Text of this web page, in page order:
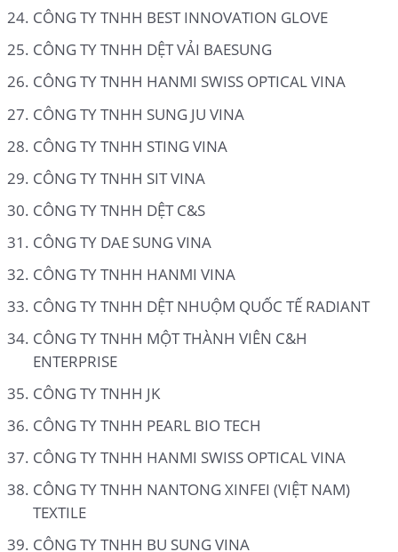
CÔNG TY TNHH BEST INNOVATION GLOVE
CÔNG TY TNHH DỆT VẢI BAESUNG
CÔNG TY TNHH HANMI SWISS OPTICAL VINA
CÔNG TY TNHH SUNG JU VINA
CÔNG TY TNHH STING VINA
CÔNG TY TNHH SIT VINA
CÔNG TY TNHH DỆT C&S
CÔNG TY DAE SUNG VINA
CÔNG TY TNHH HANMI VINA
CÔNG TY TNHH DỆT NHUỘM QUỐC TẾ RADIANT
CÔNG TY TNHH MỘT THÀNH VIÊN C&H
ENTERPRISE
CÔNG TY TNHH JK
CÔNG TY TNHH PEARL BIO TECH
CÔNG TY TNHH HANMI SWISS OPTICAL VINA
CÔNG TY TNHH NANTONG XINFEI (VIỆT NAM)
TEXTILE
CÔNG TY TNHH BU SUNG VINA